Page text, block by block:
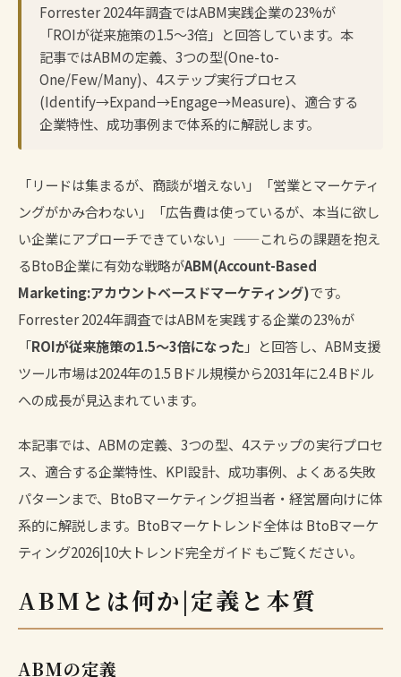
Forrester 2024年調査ではABM実践企業の23%が
「ROIが従来施策の1.5〜3倍」と回答しています。本
記事ではABMの定義、3つの型(One-to-
One/Few/Many)、4ステップ実行プロセス
(Identify→Expand→Engage→Measure)、適合する
企業特性、成功事例まで体系的に解説します。
「リードは集まるが、商談が増えない」「営業とマーケティ
ングがかみ合わない」「広告費は使っているが、本当に欲し
い企業にアプローチできていない」——これらの課題を抱え
るBtoB企業に有効な戦略がABM(Account-Based
Marketing:アカウントベースドマーケティング)です。
Forrester 2024年調査ではABMを実践する企業の23%が
「ROIが従来施策の1.5〜3倍になった 」と回答し、ABM支援
ツール市場は2024年の1.5 Bドル規模から2031年に2.4 Bドル
への成長が見込まれています。
本記事では、ABMの定義、3つの型、4ステップの実行プロセ
ス、適合する企業特性、KPI設計、成功事例、よくある失敗
パターンまで、BtoBマーケティング担当者・経営層向けに体
系的に解説します。BtoBマーケトレンド全体は BtoBマーケ
ティング2026|10大トレンド完全ガイド もご覧ください。
ABMとは何か|定義と本質
ABMの定義